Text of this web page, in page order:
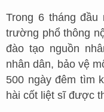
Trong 6 tháng
trường phổ thông
đào tạo nguồn
nhân dân, bảo vệ
500 ngày đêm tìm
hài cốt liệt sĩ được